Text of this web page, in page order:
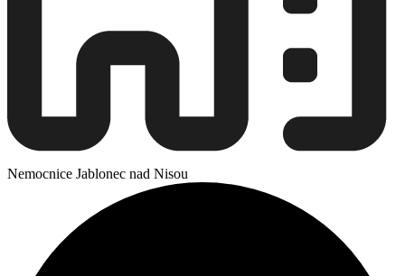
Nemocnice Jablonec nad Nisou